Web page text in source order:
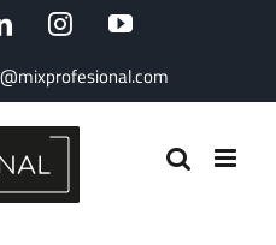
LinkedInInstagramYouTube